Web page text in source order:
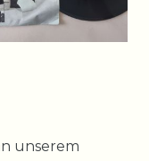
unserem